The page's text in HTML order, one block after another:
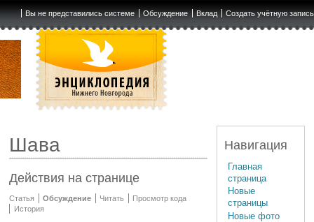
Вы не представились системе Обсуждение Вклад Создать учётную запись
Шава
Действия на странице
Статья Обсуждение Читать
Просмотр кода
История
Навигация
Главная
страница
Новые
страницы
Новые фото